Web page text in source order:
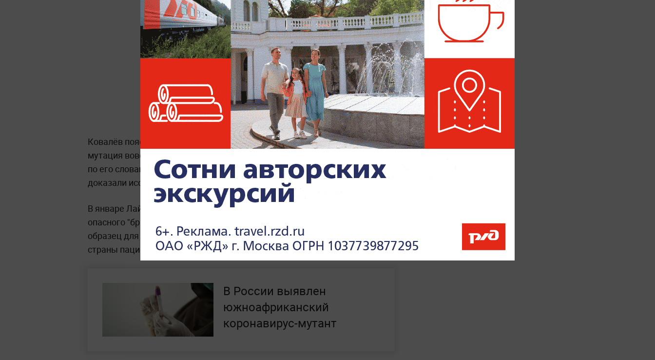
Ковалёв пояснил, что есть основания считать, что изменившаяся
мутация вовсю циркулирует на территории Ростовской области. Однако,
по его словам, она не может привести к утяжелению болезни, так как это
доказали исследования центра "Вектор".
В январе Лайф писал, что в Россиизарегистрировали первый случай
опасного "британского" штамма коронавируса. Учёные
образец для изучения. Лайфу удалосьвыяснить личность
страны пациента.
В России выявлен
южноафриканский
коронавирус-мутант